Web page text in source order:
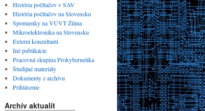
História počítačov v SAV
História počítačov na Slovensku
Spomienky na VÚVT Žilina
Mikroelektronika na Slovensku
Externí konzultanti
Iné publikácie
Pracovná skupina Prokybernetika
Študijné materiály
Dokumenty z archívu
Prihlásenie
Archív aktualít